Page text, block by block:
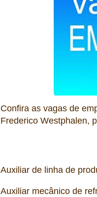
Confira as vagas de
Frederico Westphalen,
Auxiliar de linha de
Auxiliar mecânico de